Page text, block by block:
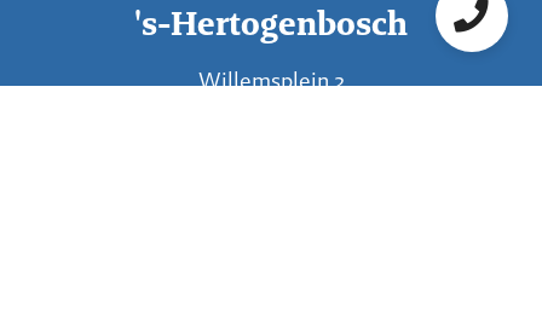
's-Hertogenbosch
Willemsplein 2